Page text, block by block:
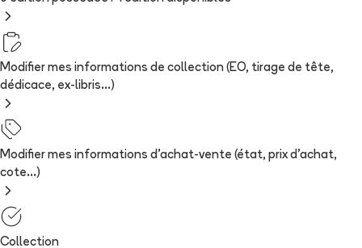
Modifier mes informations de collection (EO, tirage de tête,
dédicace, ex-libris...)
Modifier mes informations d'achat-vente (état, prix d'achat,
cote...)
Collection